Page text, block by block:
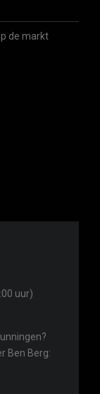
de markt
uur)
Ben Berg: